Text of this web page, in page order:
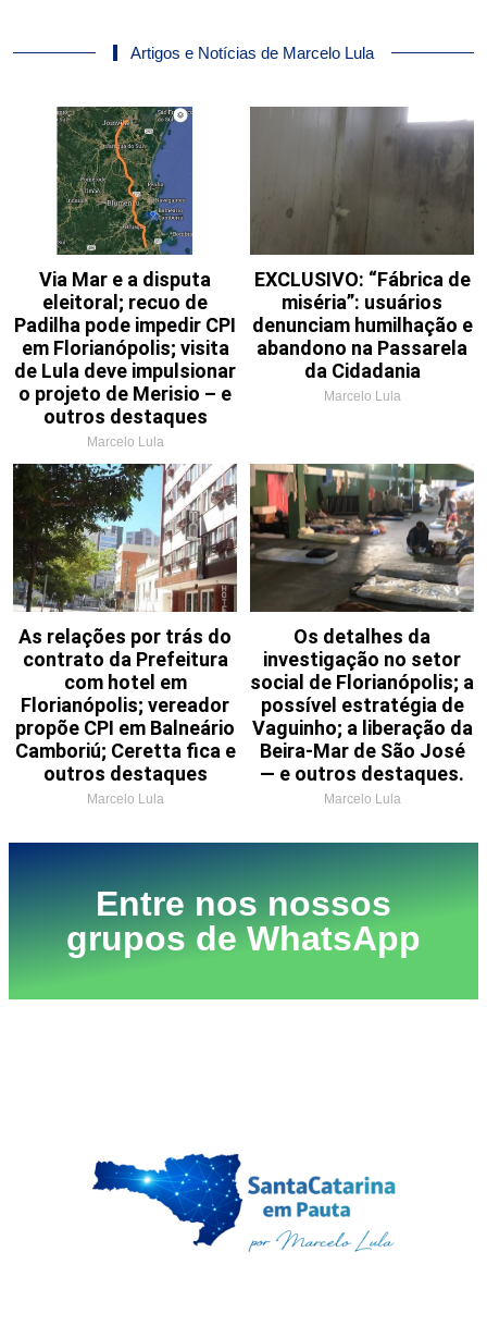
Artigos e Notícias de Marcelo Lula
Via Mar e a disputa
eleitoral; recuo de
Padilha pode impedir CPI
em Florianópolis; visita
de Lula deve impulsionar
o projeto de Merisio – e
outros destaques
Marcelo Lula
EXCLUSIVO: “Fábrica de
miséria”: usuários
denunciam humilhação e
abandono na Passarela
da Cidadania
Marcelo Lula
As relações por trás do
contrato da Prefeitura
com hotel em
Florianópolis; vereador
propõe CPI em Balneário
Camboriú; Ceretta fica e
outros destaques
Marcelo Lula
Os detalhes da
investigação no setor
social de Florianópolis; a
possível estratégia de
Vaguinho; a liberação da
Beira-Mar de São José
— e outros destaques.
Marcelo Lula
Entre nos nossos
grupos de WhatsApp